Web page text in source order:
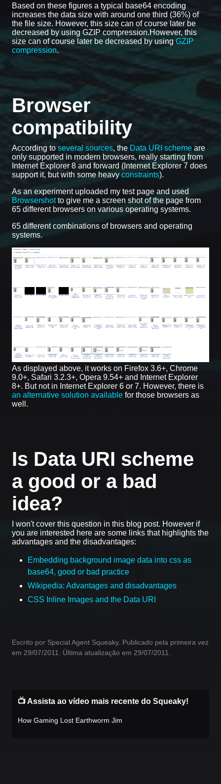
Based on these figures a typical base64 encoding
increases the data size with around one third (36%) of
the file size. However, this size can of course later be
decreased by using GZIP compression.However, this
size can of course later be decreased by using GZIP
compression.
Browser
compatibility
According to several sources, the Data URI scheme are
only supported in modern browsers, really starting from
Internet Explorer 8 and forward (Internet Explorer 7 does
support it, but with some heavy constraints).
As an experiment uploaded my test page and used
Browsershotto give me a screen shot of the page from
65 different browsers on various operating systems.
65 different combinations of browsers and operating
systems.
As displayed above, it works on Firefox 3.6+, Chrome
9.0+, Safari 3.2.3+, Opera 9.54+ and Internet Explorer
8+. But not in Internet Explorer 6 or 7. However, there is
an alternative solution available for those browsers as
well.
Is Data URI scheme
a good or a bad
idea?
I won't cover this question in this blog post. However if
you are interested here are some links that highlights the
advantages and the disadvantages:
Embedding background image data into css as
base64, good or bad practice
Wikipedia: Advantages and disadvantages
CSS Inline Images and the Data URI
Escrito por Special Agent Squeaky. Publicado pela primeira vez
em 29/07/2011. Última atualização em 29/07/2011.
📺 Assista ao vídeo mais recente do Squeaky!
How Gaming Lost Earthworm Jim